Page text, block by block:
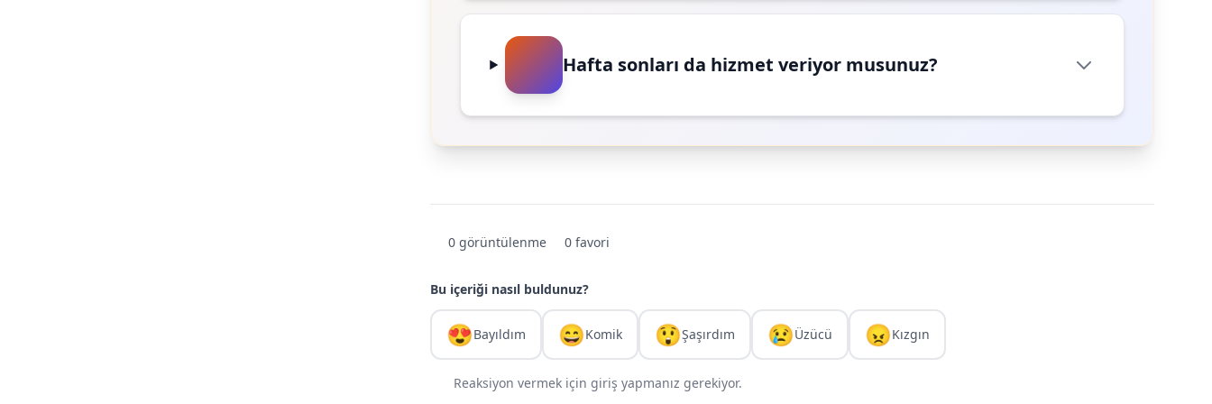
Hafta sonları da hizmet veriyor musunuz?
0 görüntülenme 0 favori
Bu içeriği nasıl buldunuz?
😍Bayıldım 😄Komik 😲Şaşırdım 😢Üzücü 😠Kızgın
Reaksiyon vermek için giriş yapmanız gerekiyor.